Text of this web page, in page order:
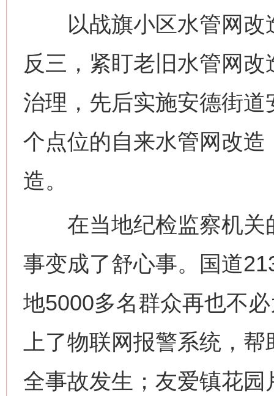
以战旗小区水管网改
反三，紧盯老旧水管网
治理，先后实施安德街
个点位的自来水管网改
造。
在当地纪检监察机关
事变成了舒心事。国道
地5000多名群众再也不
上了物联网报警系统，
全事故发生；友爱镇花